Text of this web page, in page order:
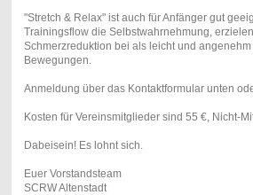
"Stretch & Relax" ist auch für Anfänger gut
Trainingsflow die Selbstwahrnehmung,
Schmerzreduktion bei als leicht und
Bewegungen.
Anmeldung über das Kontaktformular unten
Kosten für Vereinsmitglieder sind 55 €, Nicht-
Dabeisein! Es lohnt sich.
Euer Vorstandsteam
SCRW Altenstadt